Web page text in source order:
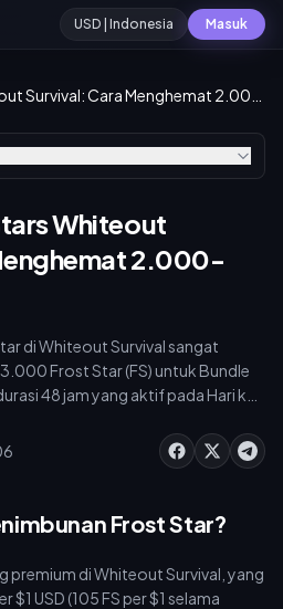
USD | Indonesia Masuk
Whiteout
2.000-
di Whiteout Survival sangat
Frost Star (FS) untuk Bundle
48 jam yang aktif pada Hari ke-
menabung dengan
akan memaksimalkan jumlah
Frost Star?
premium di Whiteout Survival, yang
$1 USD (105 FS per $1 selama